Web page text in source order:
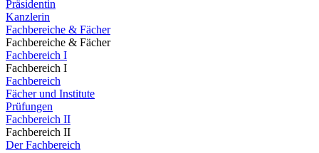
Präsidentin
Kanzlerin
Fachbereiche & Fächer
Fachbereiche & Fächer
Fachbereich I
Fachbereich I
Fachbereich
Fächer und Institute
Prüfungen
Fachbereich II
Fachbereich II
Der Fachbereich